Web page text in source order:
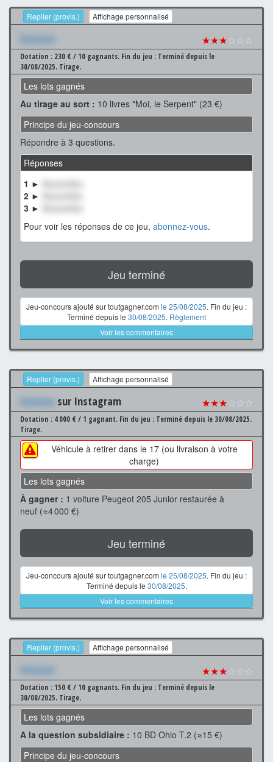
Replier (provis.) Affichage personnalisé
Xxxxxxx ★★★☆☆☆
Dotation : 230 € / 10 gagnants. Fin du jeu : Terminé depuis le
30/08/2025. Tirage.
Les lots gagnés
Au tirage au sort : 10 livres "Moi, le Serpent" (23 €)
Principe du jeu-concours
Répondre à 3 questions.
Réponses
1 ►
2 ►
3 ►
Pour voir les réponses de ce jeu, abonnez-vous.
Jeu terminé
Jeu-concours ajouté sur toutgagner.com le 25/08/2025. Fin du jeu :
Terminé depuis le 30/08/2025. Règlement
Voir les commentaires
Replier (provis.) Affichage personnalisé
Xxxxxxx sur Instagram ★★★☆☆☆
Dotation : 4 000 € / 1 gagnant. Fin du jeu : Terminé depuis le 30/08/2025.
Tirage.
Véhicule à retirer dans le 17 (ou livraison à votre
charge)
Les lots gagnés
À gagner : 1 voiture Peugeot 205 Junior restaurée à
neuf (≈4 000 €)
Jeu terminé
Jeu-concours ajouté sur toutgagner.com le 25/08/2025. Fin du jeu :
Terminé depuis le 30/08/2025.
Voir les commentaires
Replier (provis.) Affichage personnalisé
Xxxxxxx ★★★☆☆☆
Dotation : 150 € / 10 gagnants. Fin du jeu : Terminé depuis le
30/08/2025. Tirage.
Les lots gagnés
A la question subsidiaire : 10 BD Ohio T.2 (≈15 €)
Principe du jeu-concours